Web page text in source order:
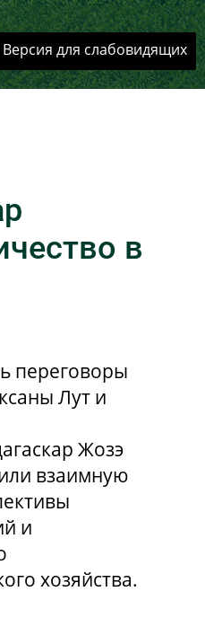
Версия для слабовидящих
в
переговоры
Лут и
Жозэ
взаимную
и
хозяйства.